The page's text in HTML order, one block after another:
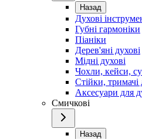
Назад
Духові
Губні гармоніки
Піаніки
Дерев'яні духові
Мідні духові
Чохли, кейси,
Стійки, тримачі
Аксесуари для
Смичкові
Назад